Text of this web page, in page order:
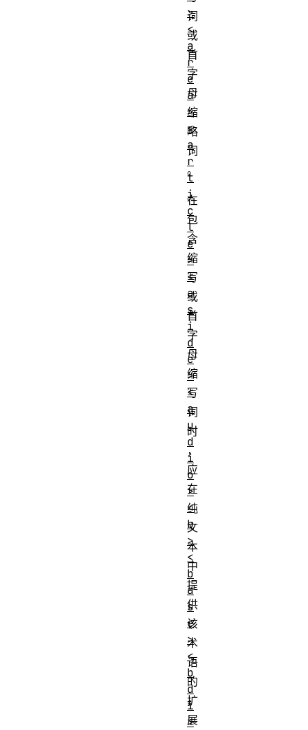
词
或
首
字
母
缩
略
词
。
在
包
含
缩
写
或
首
字
母
缩
写
词
时
，
应
在
纯
文
本
中
提
供
该
术
语
的
扩
展
>
<
a
r
e
a
>
<
a
r
t
i
c
l
e
>
<
a
s
i
d
e
>
<
a
u
d
i
o
>
<
b
>
<
b
a
s
e
>
<
b
d
i
>